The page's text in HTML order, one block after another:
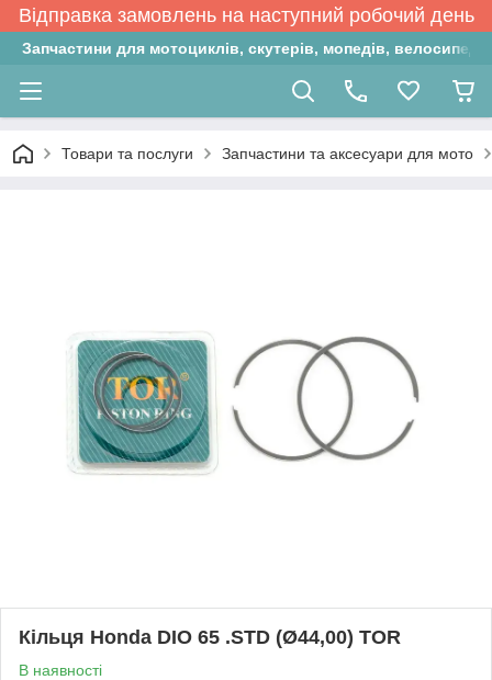
Відправка замовлень на наступний робочий день
Запчастини для мотоциклів, скутерів, мопедів,
Товари та послуги Запчастини та аксесуари для мото
Кільця Honda DIO 65 .STD (Ø44,00) TOR
В наявності